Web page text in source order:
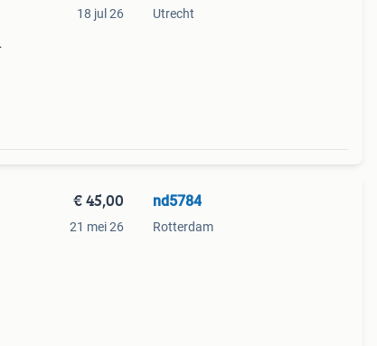
18 jul 26 Utrecht
€ 45,00
21 mei 26
nd5784
Rotterdam